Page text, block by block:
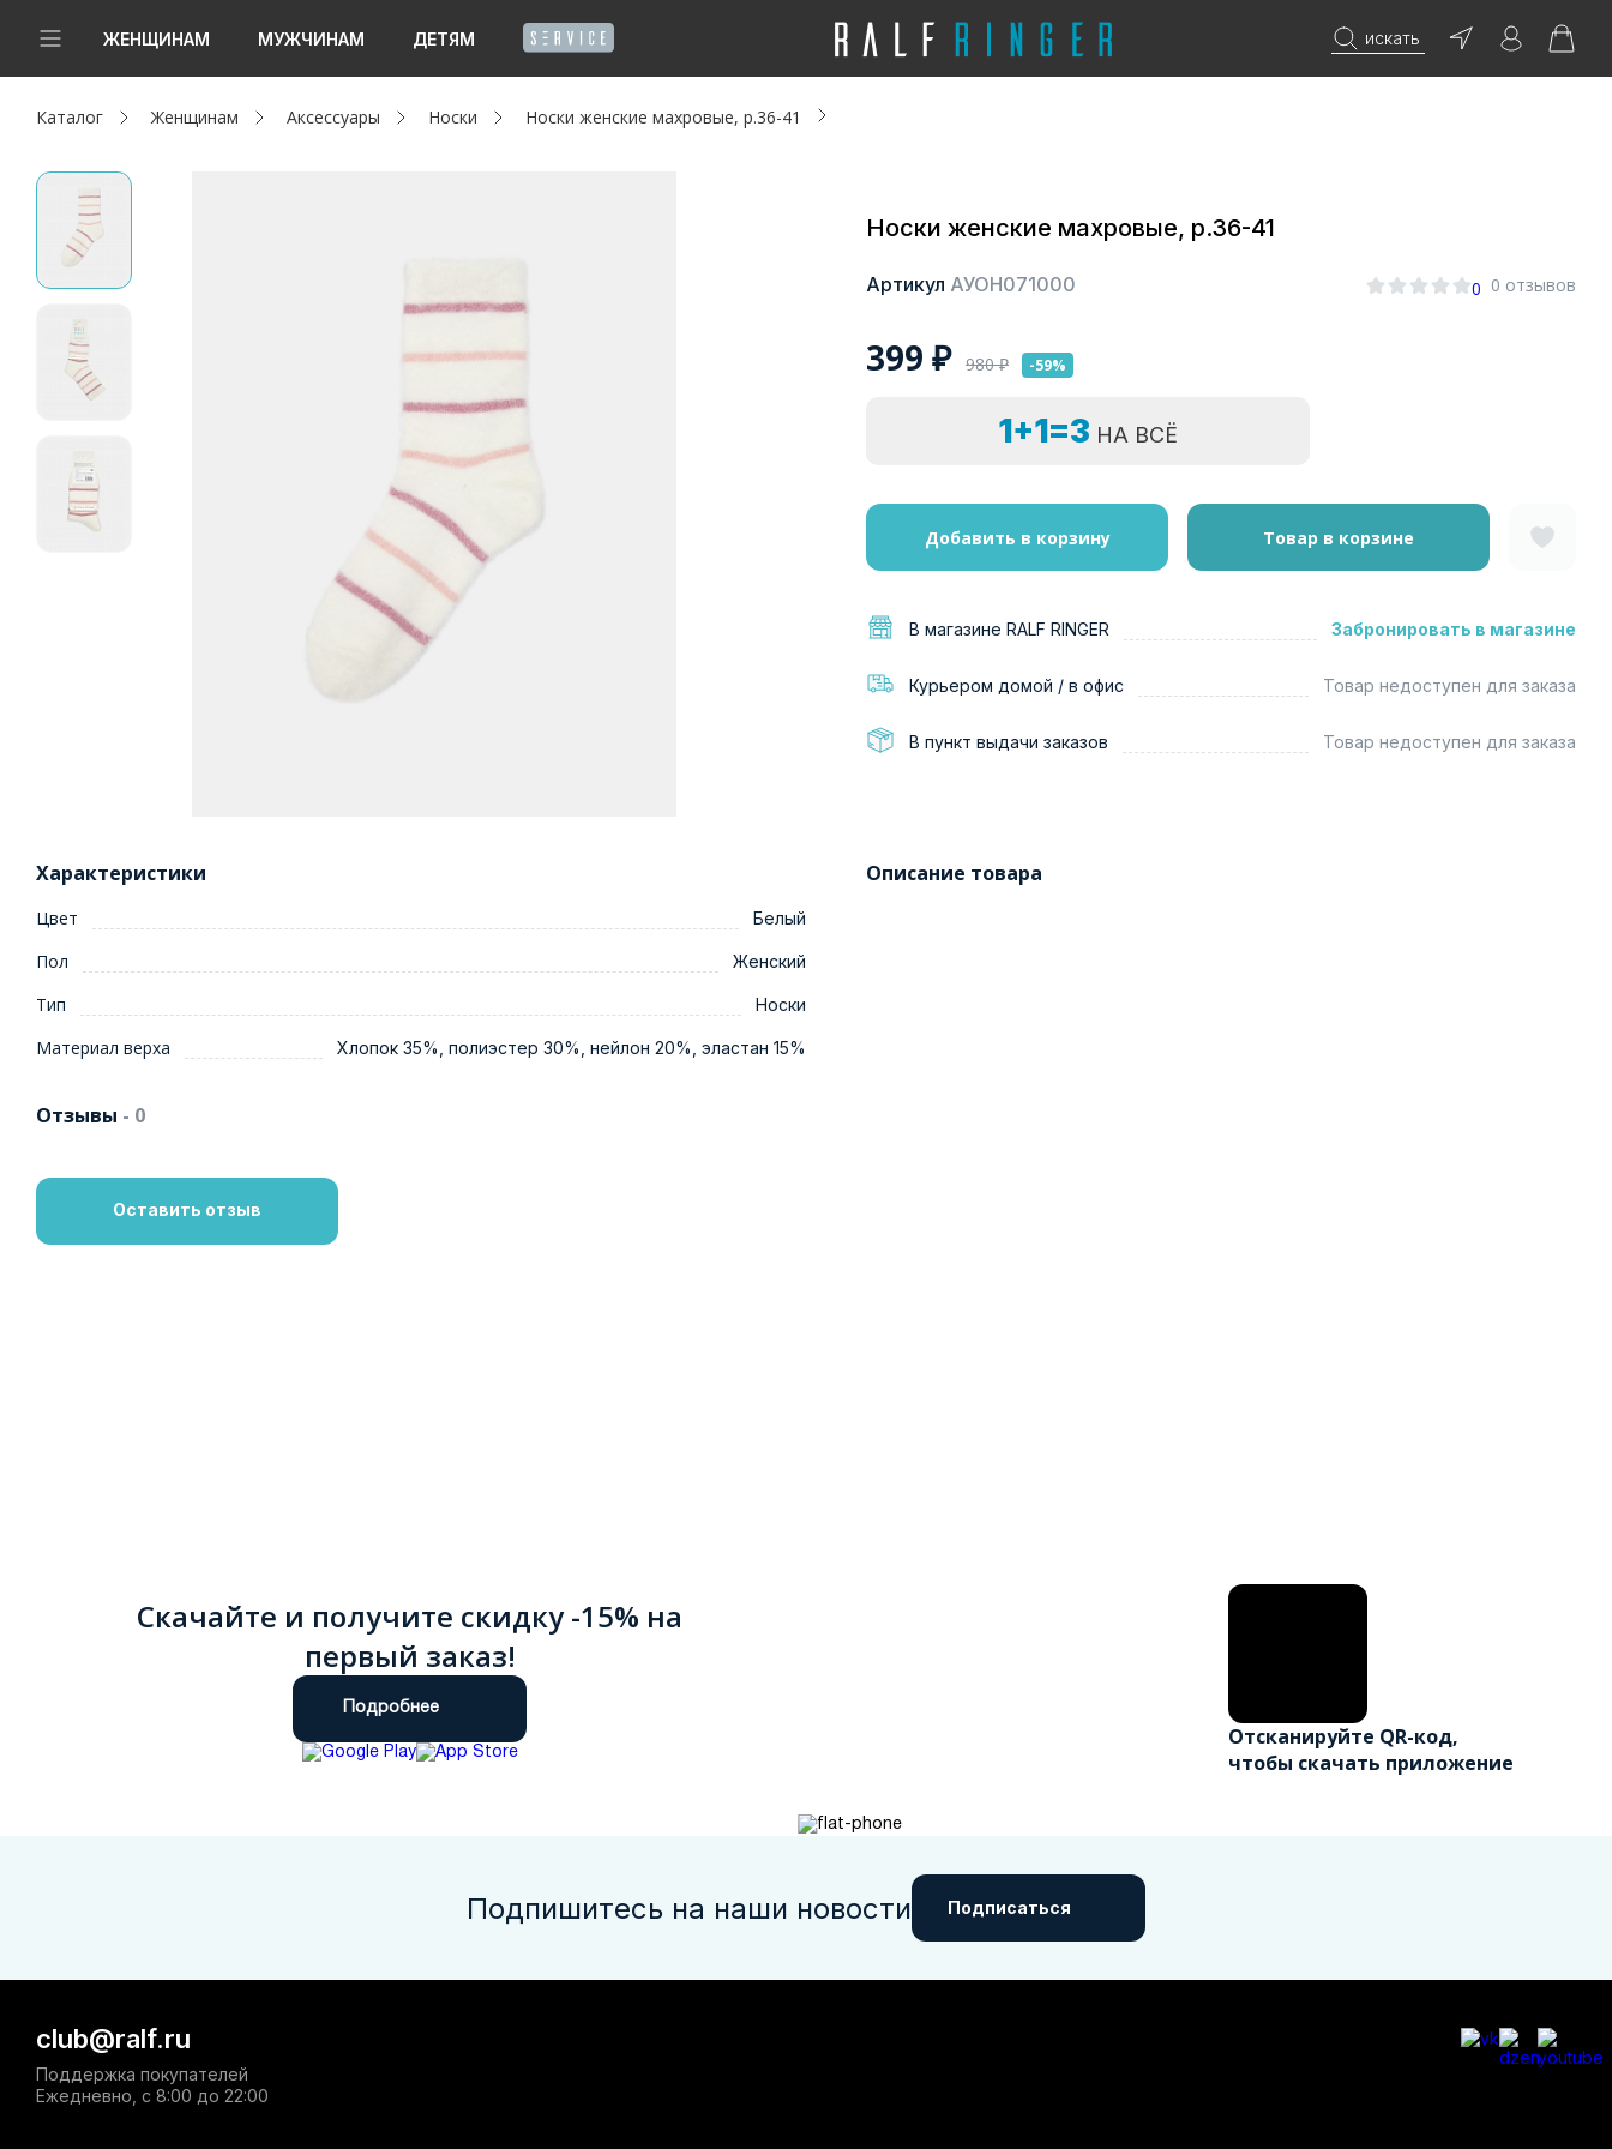
ЖЕНЩИНАМ МУЖЧИНАМ ДЕТЯМ искать
Новинки
Женщинам
Мужчинам
Капсула
Акции / Новости
Адреса магазинов
Каталог Женщинам Аксессуары Носки Носки женские махровые, р.36-41
Носки женские махровые, р.36-41
Артикул АУОН071000 0 0 отзывов
399 ₽ 980₽ -59%
1+1=3 НА ВСЁ
Добавить в корзину Товар в корзине
В магазине RALF RINGER Забронировать в магазине
Курьером домой / в офис Товар недоступен для заказа
В пункт выдачи заказов Товар недоступен для заказа
Характеристики
Цвет Белый
Пол Женский
Тип Носки
Материал верха Хлопок 35%, полиэстер 30%, нейлон 20%, эластан 15%
Описание товара
Отзывы - 0
Оставить отзыв
Скачайте и получите скидку -15% на
первый заказ!
Подробнее
Отсканируйте QR-код,
чтобы скачать приложение
Подпишитесь на наши новости Подписаться
club@ralf.ru
Поддержка покупателей
Ежедневно, с 8:00 до 22:00